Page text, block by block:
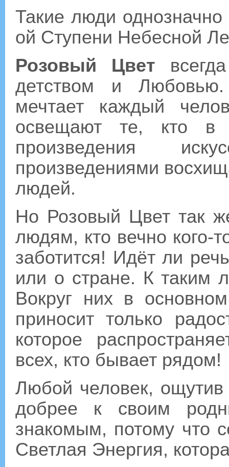
Такие люди
ой Ступени Небесной
Розовый Цвет
детством и
мечтает каждый
освещают те, кто
произведения
произведениями
людей.
Но Розовый Цвет так
людям, кто вечно кого-
заботится! Идёт ли
или о стране. К таким
Вокруг них в
приносит только
которое
всех, кто бывает рядом!
Любой человек, ощутив
добрее к своим
знакомым, потому что
Светлая Энергия,